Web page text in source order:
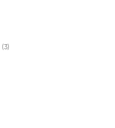
(3)